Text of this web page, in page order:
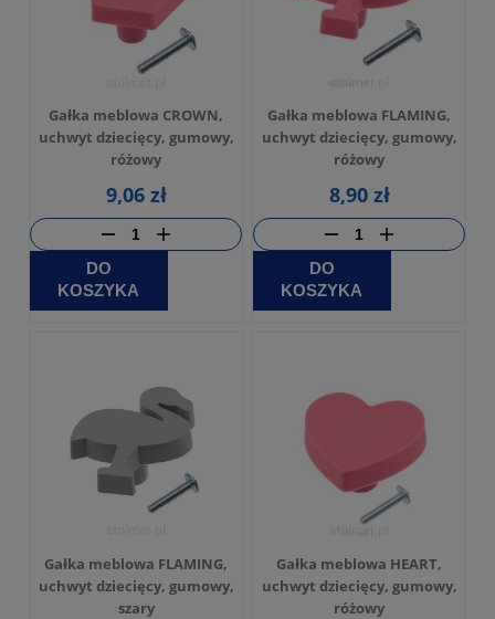
Gałka meblowa CROWN,
uchwyt dziecięcy, gumowy,
różowy
9,06 zł
DO
KOSZYKA
Gałka meblowa FLAMING,
uchwyt dziecięcy, gumowy,
różowy
8,90 zł
DO
KOSZYKA
Gałka meblowa FLAMING,
uchwyt dziecięcy, gumowy,
szary
Gałka meblowa HEART,
uchwyt dziecięcy, gumowy,
różowy